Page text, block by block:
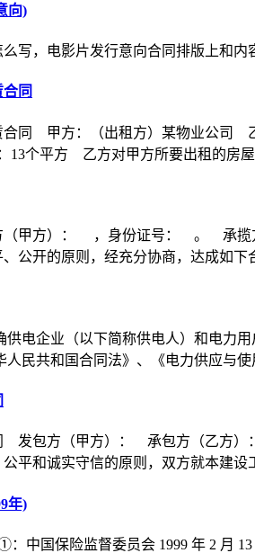
向)
写，电影片发行意向合同排版上和
同
合同 甲方：（出租方）某物业公司
13个平方 乙方对甲方所要出租的房
甲方）： ，身份证号： 。 承揽
公开的原则，经充分协商，达成如下
供电企业（以下简称供电人）和电力
人民共和国合同法》、《电力供应与
发包方（甲方）： 承包方（乙方）
平和诚实守信的原则，双方就本建设
年)
中国保险监督委员会 1999 年 2 月